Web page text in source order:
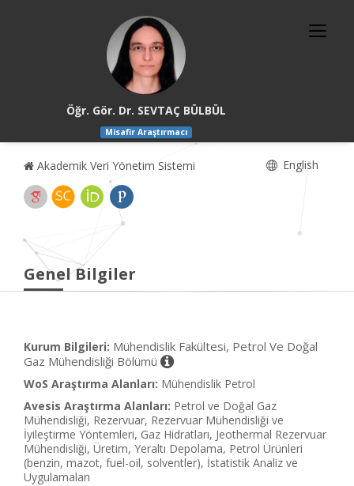
Öğr. Gör. Dr. SEVTAÇ BÜLBÜL
Misafir Araştırmacı
Akademik Veri Yönetim Sistemi English
Genel Bilgiler
Kurum Bilgileri: Mühendislik Fakültesi, Petrol Ve Doğal
Gaz Mühendisliği Bölümü
WoS Araştırma Alanları: Mühendislik Petrol
Avesis Araştırma Alanları: Petrol ve Doğal Gaz
Mühendisliği, Rezervuar, Rezervuar Mühendisliği ve
İyileştirme Yöntemleri, Gaz Hidratları, Jeothermal Rezervuar
Mühendisliği, Üretim, Yeraltı Depolama, Petrol Ürünleri
(benzin, mazot, fuel-oil, solventler), İstatistik Analiz ve
Uygulamaları